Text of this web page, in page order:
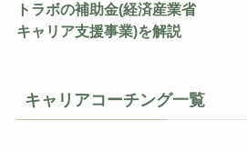
トラボの補助金(経済産業省
キャリア支援事業)を解説
キャリアコーチング一覧